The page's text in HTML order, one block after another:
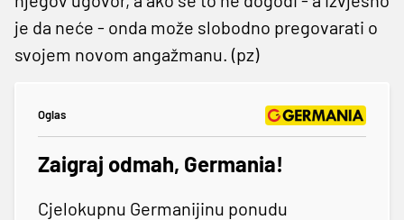
je da neće - onda može slobodno pregovarati o
svojem novom angažmanu. (pz)
Oglas
Zaigraj odmah, Germania!
Cjelokupnu Germanijinu ponudu